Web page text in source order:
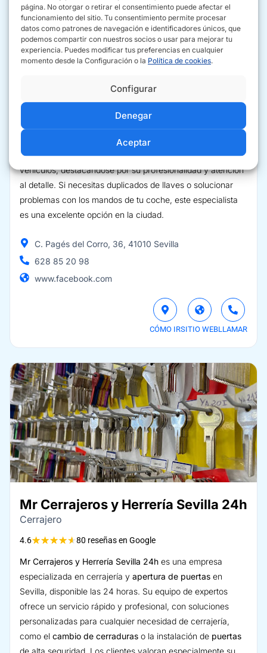
página. No otorgar o retirar el consentimiento puede afectar el
funcionamiento del sitio. Tu consentimiento permite procesar
datos como patrones de navegación e identificadores únicos, que
podemos compartir con nuestros socios o usar para mejorar tu
experiencia. Puedes modificar tus preferencias en cualquier
momento desde la Configuración o la Política de cookies.
Aceptar
Denegar
Configurar
Autollaves Sevilla
Servicio de duplicación de llaves
4.6★★★★★43 reseñas en Google
Autollaves Sevillaes una empresa especializada en la
equipo de expertos se distingue por ofrecer un servicio
rápido, eficaz y económico, adaptándose a las
necesidades de cada cliente con soluciones garantizadas.
Además de la duplicación de llaves, también realizan
reparaciones de sistemas electrónicos y de arranque de
vehículos, destacándose por su profesionalidad y atención
al detalle. Si necesitas duplicados de llaves o solucionar
problemas con los mandos de tu coche, este especialista
es una excelente opción en la ciudad.
C. Pagés del Corro, 36, 41010 Sevilla
628 85 20 98
www.facebook.com
CÓMO IRSITIO WEBLLAMAR
Mr Cerrajeros y Herrería Sevilla 24h
Cerrajero
4.6★★★★★80 reseñas en Google
Mr Cerrajeros y Herrería Sevilla 24h es una empresa
especializada en cerrajería y apertura de puertas en
Sevilla, disponible las 24 horas. Su equipo de expertos
ofrece un servicio rápido y profesional, con soluciones
personalizadas para cualquier necesidad de cerrajería,
como el cambio de cerraduras o la instalación de puertas